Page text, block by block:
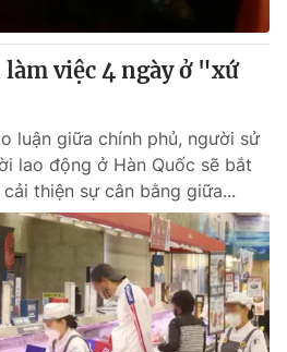
thức nếu không có sự chấp
nguồn VTV.vn khi phát hành lại
việc 4 ngày ở "xứ
luận giữa chính phủ, người sử
lao động ở Hàn Quốc sẽ bắt
thiện sự cân bằng giữa...